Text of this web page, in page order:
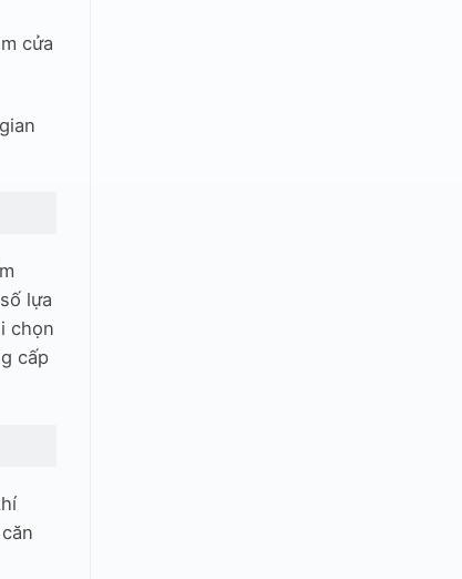
cửa
lựa
chọn
cấp